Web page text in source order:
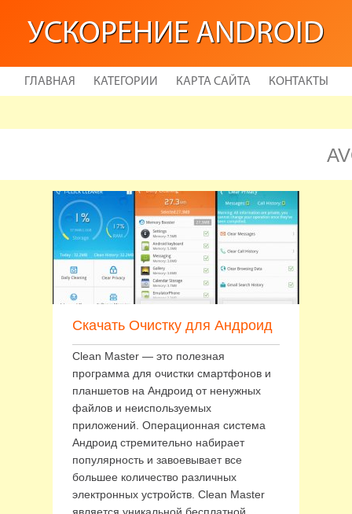
УСКОРЕНИЕ ANDROID
ГЛАВНАЯ КАТЕГОРИИ КАРТА САЙТА КОНТАКТЫ
Скачать Очистку для Андроид
Clean Master — это полезная
программа для очистки смартфонов и
планшетов на Андроид от ненужных
файлов и неиспользуемых
приложений. Операционная система
Андроид стремительно набирает
популярность и завоевывает все
большее количество различных
электронных устройств. Clean Master